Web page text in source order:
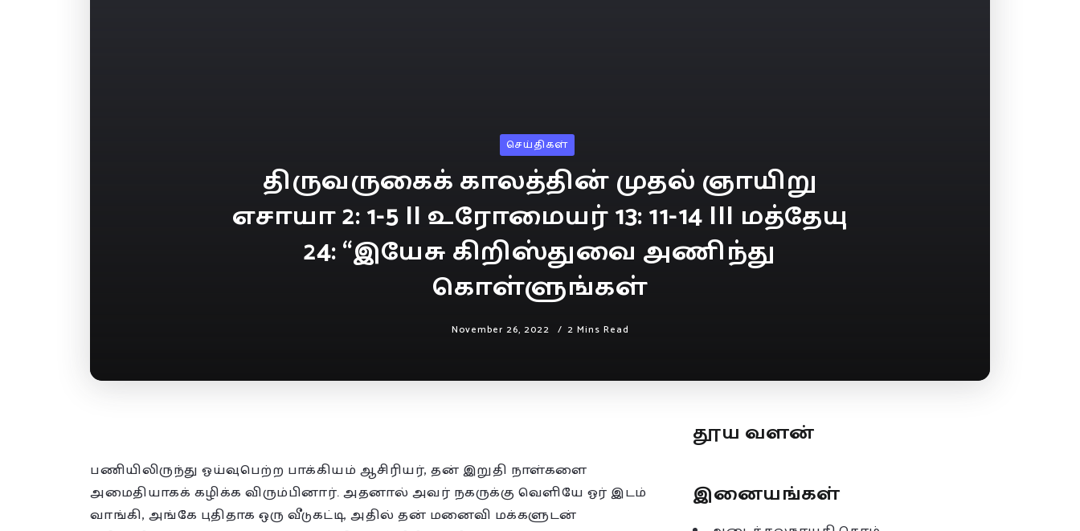
செய்திகள்
திருவருகைக் காலத்தின் முதல் ஞாயிறு
எசாயா 2: 1-5 II உரோமையர் 13: 11-14 III மத்தேயு
24: “இயேசு கிறிஸ்துவை அணிந்து
கொள்ளுங்கள்
November 26, 2022 2 Mins Read
பணியிலிருந்து ஓய்வுபெற்ற பாக்கியம் ஆசிரியர், தன் இறுதி நாள்களை
அமைதியாகக் கழிக்க விரும்பினார். அதனால் அவர் நகருக்கு வெளியே ஓர் இடம்
வாங்கி, அங்கே புதிதாக ஒரு வீடுகட்டி, அதில் தன் மனைவி மக்களுடன்
தூய வளன்
இனையங்கள்